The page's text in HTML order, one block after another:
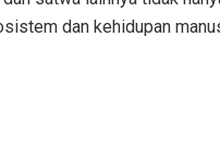
dan kehidupan